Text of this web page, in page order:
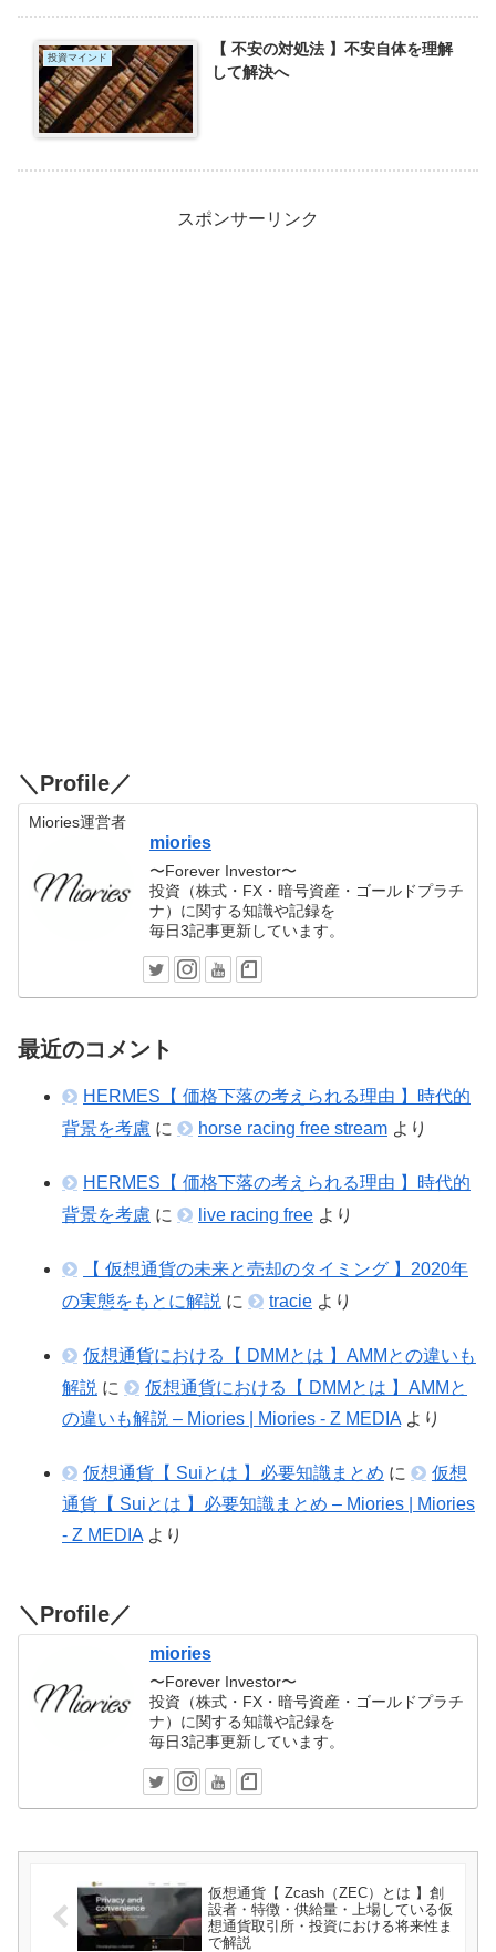
投資マインド
【 不安の対処法 】不安自体を理解
して解決へ
スポンサーリンク
＼Profile／
Miories運営者
miories
〜Forever Investor〜
投資（株式・FX・暗号資産・ゴールドプラチ
ナ）に関する知識や記録を
毎日3記事更新しています。
最近のコメント
HERMES【 価格下落の考えられる理由 】時代的
背景を考慮 に horse racing free stream より
HERMES【 価格下落の考えられる理由 】時代的
背景を考慮 に live racing free より
【 仮想通貨の未来と売却のタイミング 】2020年
の実態をもとに解説 に tracie より
仮想通貨における【 DMMとは 】AMMとの違いも
解説 に
仮想通貨における【 DMMとは 】AMMと
の違いも解説 – Miories | Miories - Z MEDIA より
仮想通貨【 Suiとは 】必要知識まとめ に
仮想
通貨【 Suiとは 】必要知識まとめ – Miories | Miories
- Z MEDIA より
＼Profile／
miories
〜Forever Investor〜
投資（株式・FX・暗号資産・ゴールドプラチ
ナ）に関する知識や記録を
毎日3記事更新しています。
仮想通貨【 Zcash（ZEC）とは 】創
設者・特徴・供給量・上場している仮
想通貨取引所・投資における将来性ま
で解説